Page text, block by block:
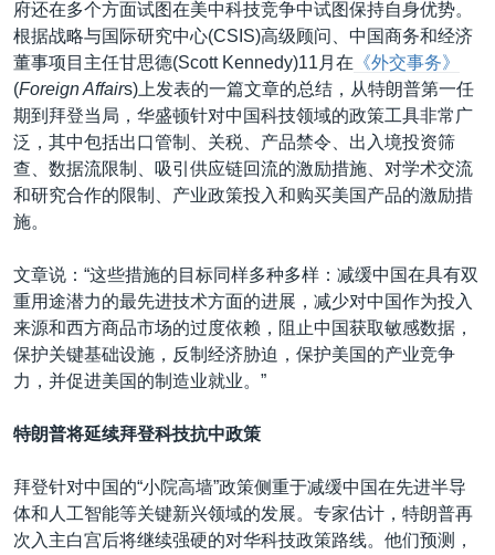
府还在多个方面试图在美中科技竞争中试图保持自身优势。
根据战略与国际研究中心(CSIS)高级顾问、中国商务和经济
董事项目主任甘思德(Scott Kennedy)11月在 《外交事务》
(Foreign Affairs)上发表的一篇文章的总结，从特朗普第一任
期到拜登当局，华盛顿针对中国科技领域的政策工具非常广
泛，其中包括出口管制、关税、产品禁令、出入境投资筛
查、数据流限制、吸引供应链回流的激励措施、对学术交流
和研究合作的限制、产业政策投入和购买美国产品的激励措
施。
文章说：“这些措施的目标同样多种多样：减缓中国在具有双
重用途潜力的最先进技术方面的进展，减少对中国作为投入
来源和西方商品市场的过度依赖，阻止中国获取敏感数据，
保护关键基础设施，反制经济胁迫，保护美国的产业竞争
力，并促进美国的制造业就业。”
特朗普将延续拜登科技抗中政策
拜登针对中国的“小院高墙”政策侧重于减缓中国在先进半导
体和人工智能等关键新兴领域的发展。专家估计，特朗普再
次入主白宫后将继续强硬的对华科技政策路线。他们预测，